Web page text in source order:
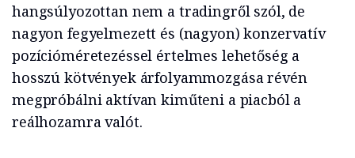
hangsúlyozottan nem a tradingről szól, de
nagyon fegyelmezett és (nagyon) konzervatív
pozícióméretezéssel értelmes lehetőség a
hosszú kötvények árfolyammozgása révén
megpróbálni aktívan kiműteni a piacból a
reálhozamra valót.